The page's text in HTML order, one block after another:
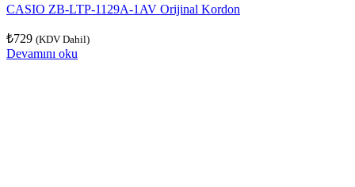
CASIO ZB-LTP-1129A-1AV Orijinal Kordon
₺729 (KDV Dahil)
Devamını oku